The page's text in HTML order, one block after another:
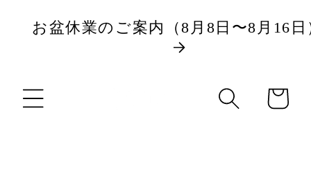
に
お盆休業のご案内（8月8日〜8月16日
ー
情